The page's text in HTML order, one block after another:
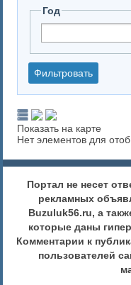
Год
Показать на карте
Нет элементов для
Портал не несет
рекламных
Buzuluk56.ru, а
которые даны
Комментарии к
пользователей